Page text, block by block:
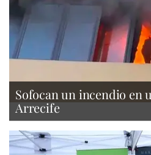
Sofocan un incendio en
Arrecife